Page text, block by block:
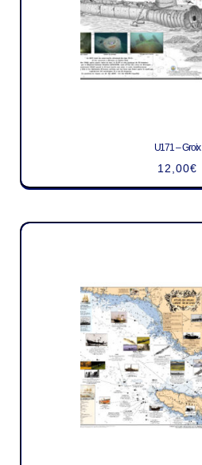
U171 – Groix
12,00€